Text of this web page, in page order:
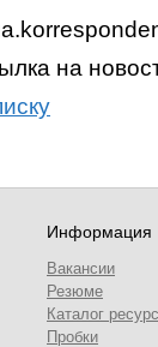
на
Информация
Вакансии
Резюме
Каталог
Пробки